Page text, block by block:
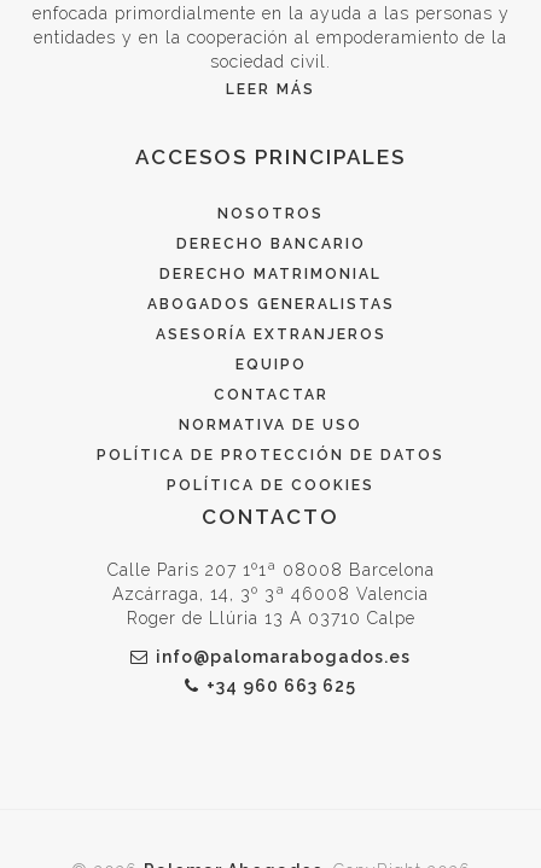
enfocada primordialmente en la ayuda a las personas y
entidades y en la cooperación al empoderamiento de la
sociedad civil.
LEER MÁS
ACCESOS PRINCIPALES
NOSOTROS
DERECHO BANCARIO
DERECHO MATRIMONIAL
ABOGADOS GENERALISTAS
ASESORÍA EXTRANJEROS
EQUIPO
CONTACTAR
NORMATIVA DE USO
POLÍTICA DE PROTECCIÓN DE DATOS
POLÍTICA DE COOKIES
CONTACTO
Calle Paris 207 1º1ª 08008 Barcelona
Azcárraga, 14, 3º 3ª 46008 Valencia
Roger de Llúria 13 A 03710 Calpe
info@palomarabogados.es
+34 960 663 625